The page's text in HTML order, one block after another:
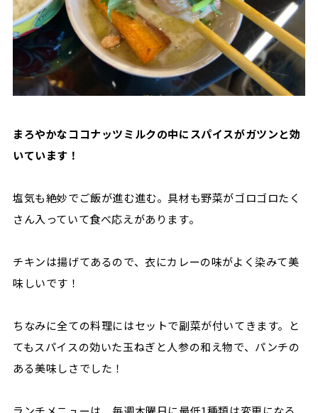
まろやかなココナッツミルクの中にスパイスがガツンと効
いています！
塩気も絶妙でご飯が進む進む。具材も野菜がゴロゴロたく
さん入っていて食べ応えがあります。
チキンは揚げてあるので、衣にカレーの味がよく染みて美
味しいです！
ちなみに全ての料理にはセットで副菜が付いてきます。
と
てもスパイスの効いた玉ねぎと人参の和え物で、パンチの
ある美味しさでした！